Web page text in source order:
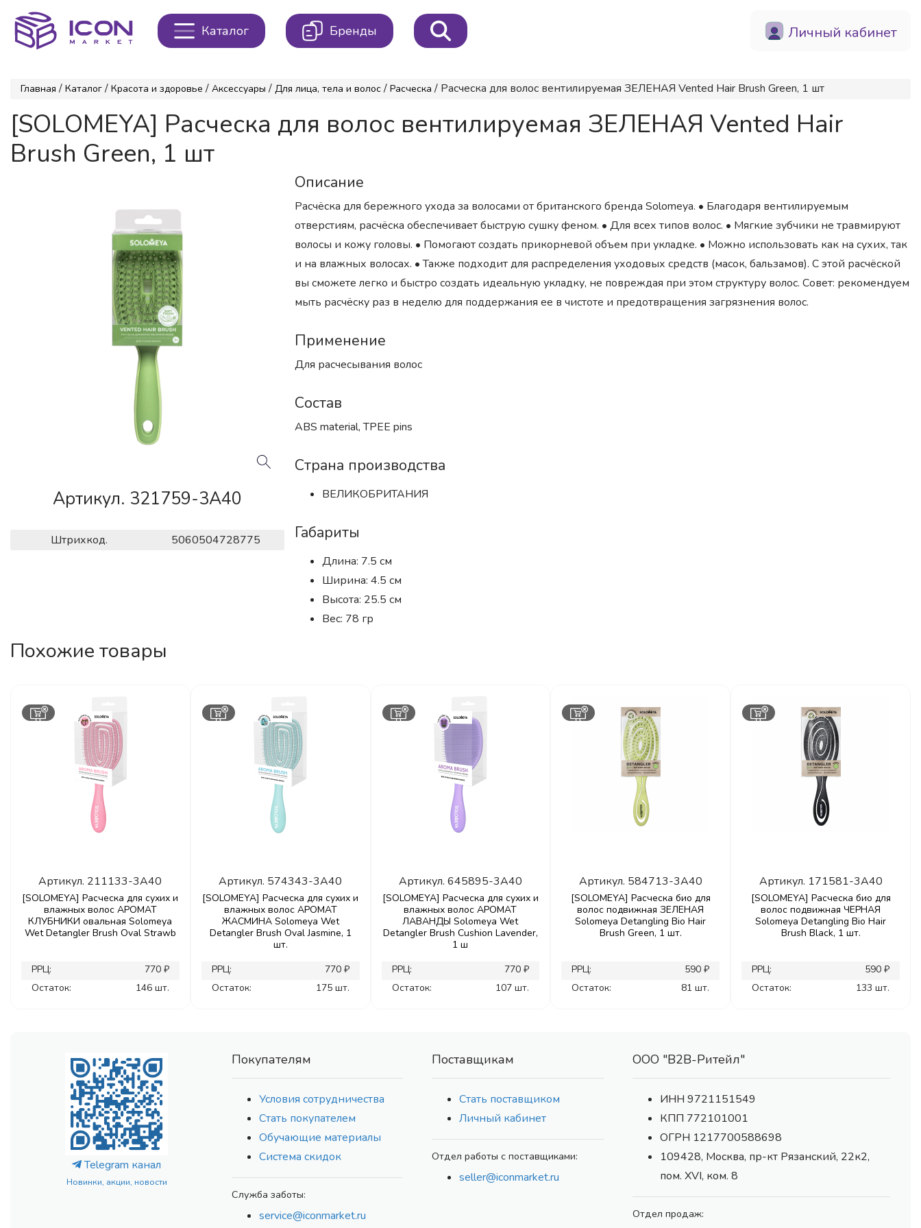
Каталог Бренды Личный кабинет
Главная / Каталог / Красота и здоровье / Аксессуары / Для лица, тела и волос / Расческа / Расческа для волос вентилируемая ЗЕЛЕНАЯ Vented Hair Brush Green, 1 шт
[SOLOMEYA] Расческа для волос вентилируемая ЗЕЛЕНАЯ Vented Hair
Brush Green, 1 шт
Артикул. 321759-3A40
Штрихкод. 5060504728775
Описание
Расчёска для бережного ухода за волосами от британского бренда Solomeya. • Благодаря вентилируемым
отверстиям, расчёска обеспечивает быструю сушку феном. • Для всех типов волос. • Мягкие зубчики не травмируют
волосы и кожу головы. • Помогают создать прикорневой объем при укладке. • Можно использовать как на сухих, так
и на влажных волосах. • Также подходит для распределения уходовых средств (масок, бальзамов). С этой расчёской
вы сможете легко и быстро создать идеальную укладку, не повреждая при этом структуру волос. Совет: рекомендуем
мыть расчёску раз в неделю для поддержания ее в чистоте и предотвращения загрязнения волос.
Применение
Для расчесывания волос
Состав
ABS material, TPEE pins
Страна производства
ВЕЛИКОБРИТАНИЯ
Габариты
Длина: 7.5 см
Ширина: 4.5 см
Высота: 25.5 см
Вес: 78 гр
Похожие товары
Артикул. 211133-3A40
[SOLOMEYA] Расческа для сухих и
влажных волос АРОМАТ
КЛУБНИКИ овальная Solomeya
Wet Detangler Brush Oval Strawb
РРЦ:
770 ₽
Остаток:
146 шт.
Артикул. 574343-3A40
[SOLOMEYA] Расческа для сухих и
влажных волос АРОМАТ
ЖАСМИНА Solomeya Wet
Detangler Brush Oval Jasmine, 1
шт.
РРЦ:
770 ₽
Остаток:
175 шт.
Артикул. 645895-3A40
[SOLOMEYA] Расческа для сухих и
влажных волос АРОМАТ
ЛАВАНДЫ Solomeya Wet
Detangler Brush Cushion Lavender,
1 ш
РРЦ:
770 ₽
Остаток:
107 шт.
Артикул. 584713-3A40
[SOLOMEYA] Расческа био для
волос подвижная ЗЕЛЕНАЯ
Solomeya Detangling Bio Hair
Brush Green, 1 шт.
РРЦ:
590 ₽
Остаток:
81 шт.
Артикул. 171581-3A40
[SOLOMEYA] Расческа био для
волос подвижная ЧЕРНАЯ
Solomeya Detangling Bio Hair
Brush Black, 1 шт.
РРЦ:
590 ₽
Остаток:
133 шт.
Telegram канал
Новинки, акции, новости
Покупателям
Условия сотрудничества
Стать покупателем
Обучающие материалы
Система скидок
Служба заботы:
service@iconmarket.ru
Поставщикам
Стать поставщиком
Личный кабинет
Отдел работы с поставщиками:
seller@iconmarket.ru
ООО "В2В-Ритейл"
ИНН 9721151549
КПП 772101001
ОГРН 1217700588698
109428, Москва, пр-кт Рязанский, 22к2,
пом. XVI, ком. 8
Отдел продаж: